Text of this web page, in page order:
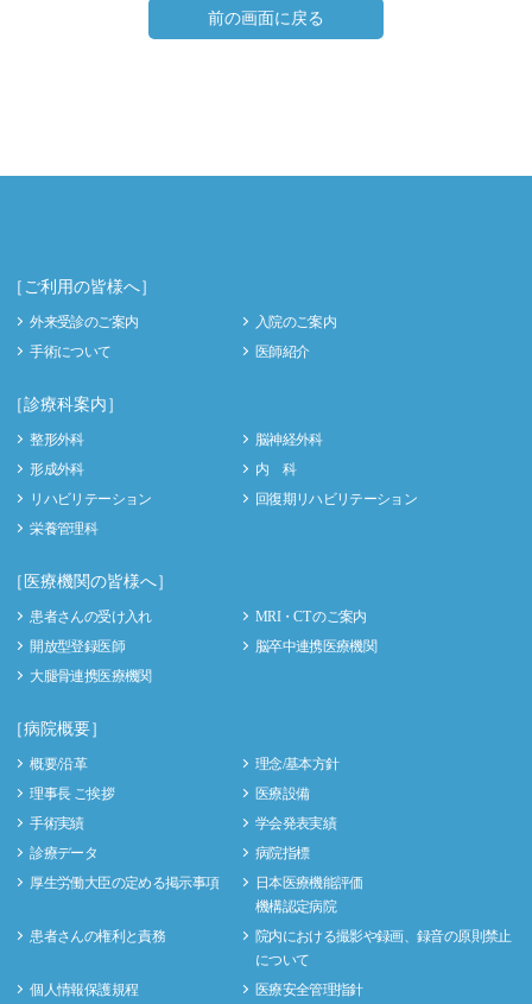
前の画面に戻る
［ご利用の皆様へ］
外来受診のご案内
入院のご案内
手術について
医師紹介
［診療科案内］
整形外科
脳神経外科
形成外科
内 科
リハビリテーション
回復期リハビリテーション
栄養管理科
［医療機関の皆様へ］
患者さんの受け入れ
MRI・CT のご案内
開放型登録医師
脳卒中連携医療機関
大腿骨連携医療機関
［病院概要］
概要/沿革
理念/基本方針
理事長 ご挨拶
医療設備
手術実績
学会発表実績
診療データ
病院指標
厚生労働大臣の定める掲示事項
日本医療機能評価
機構認定病院
患者さんの権利と責務
院内における撮影や録画、録音の原則禁止
について
個人情報保護規程
医療安全管理指針